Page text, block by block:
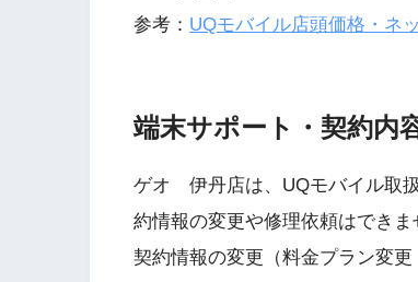
参考： UQモバイル店頭価格・ネ
端末サポート・契約内
ゲオ 伊丹店は、UQモバイル取
約情報の変更や修理依頼はできま
契約情報の変更（料金プラン変